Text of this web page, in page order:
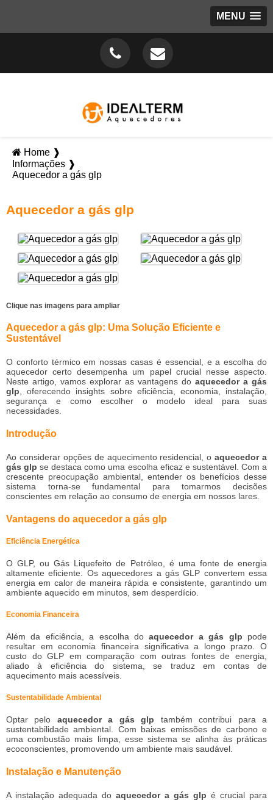
MENU
Home ❱
Informações ❱
Aquecedor a gás glp
Aquecedor a gás glp
Clique nas imagens para ampliar
Aquecedor a gás glp: Uma Solução Eficiente e
Sustentável
O conforto térmico em nossas casas é essencial, e a escolha do
aquecedor certo desempenha um papel crucial nesse aspecto.
Neste artigo, vamos explorar as vantagens do aquecedor a gás
glp , oferecendo insights sobre eficiência, economia, instalação,
segurança e como escolher o modelo ideal para suas
necessidades.
Introdução
Ao considerar opções de aquecimento residencial, oaquecedor a
gás glp se destaca como uma escolha eficaz e sustentável. Com a
crescente preocupação ambiental, entender os benefícios desse
sistema torna-se fundamental para tomarmos decisões
conscientes em relação ao consumo de energia em nossos lares.
Vantagens do aquecedor a gás glp
Eficiência Energética
O GLP, ou Gás Liquefeito de Petróleo, é uma fonte de energia
altamente eficiente. Os aquecedores a gás GLP convertem essa
energia em calor de maneira rápida e consistente, garantindo um
ambiente aquecido em minutos, sem desperdício.
Economia Financeira
Além da eficiência, a escolha doaquecedor a gás glp pode
resultar em economia financeira significativa a longo prazo. O
custo do GLP em comparação com outras fontes de energia,
aliado à eficiência do sistema, se traduz em contas de
aquecimento mais acessíveis.
Sustentabilidade Ambiental
Optar pelo aquecedor a gás glp também contribui para a
sustentabilidade ambiental. Com baixas emissões de carbono e
uma combustão mais limpa, esse sistema se alinha às práticas
ecoconscientes, promovendo um ambiente mais saudável.
Instalação e Manutenção
A instalação adequada do aquecedor a gás glp é crucial para